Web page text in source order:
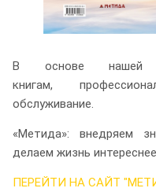
В основе
книгам,
обслуживание.
«Метида»: внедряем
делаем жизнь
ПЕРЕЙТИ НА САЙТ